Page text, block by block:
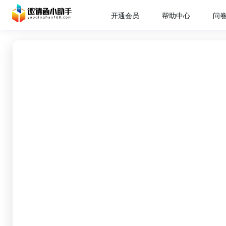
开通会员 帮助中心 问